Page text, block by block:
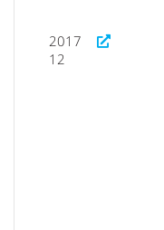
2017
12